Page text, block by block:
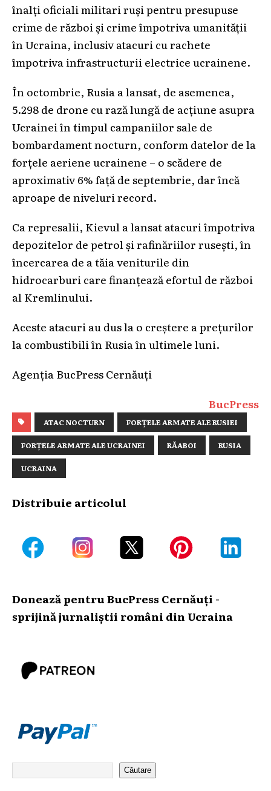
înalți oficiali militari ruși pentru presupuse
crime de război și crime împotriva umanității
în Ucraina, inclusiv atacuri cu rachete
împotriva infrastructurii electrice ucrainene.
În octombrie, Rusia a lansat, de asemenea,
5.298 de drone cu rază lungă de acțiune asupra
Ucrainei în timpul campaniilor sale de
bombardament nocturn, conform datelor de la
forțele aeriene ucrainene – o scădere de
aproximativ 6% față de septembrie, dar încă
aproape de niveluri record.
Ca represalii, Kievul a lansat atacuri împotriva
depozitelor de petrol și rafinăriilor rusești, în
încercarea de a tăia veniturile din
hidrocarburi care finanțează efortul de război
al Kremlinului.
Aceste atacuri au dus la o creștere a prețurilor
la combustibili în Rusia în ultimele luni.
Agenția BucPress Cernăuți
BucPress
ATAC NOCTURN FORȚELE ARMATE ALE RUSIEI
FORȚELE ARMATE ALE UCRAINEI RĂABOI RUSIA
UCRAINA
Distribuie articolul
Donează pentru BucPress Cernăuți -
sprijină jurnaliștii români din Ucraina
Căutare